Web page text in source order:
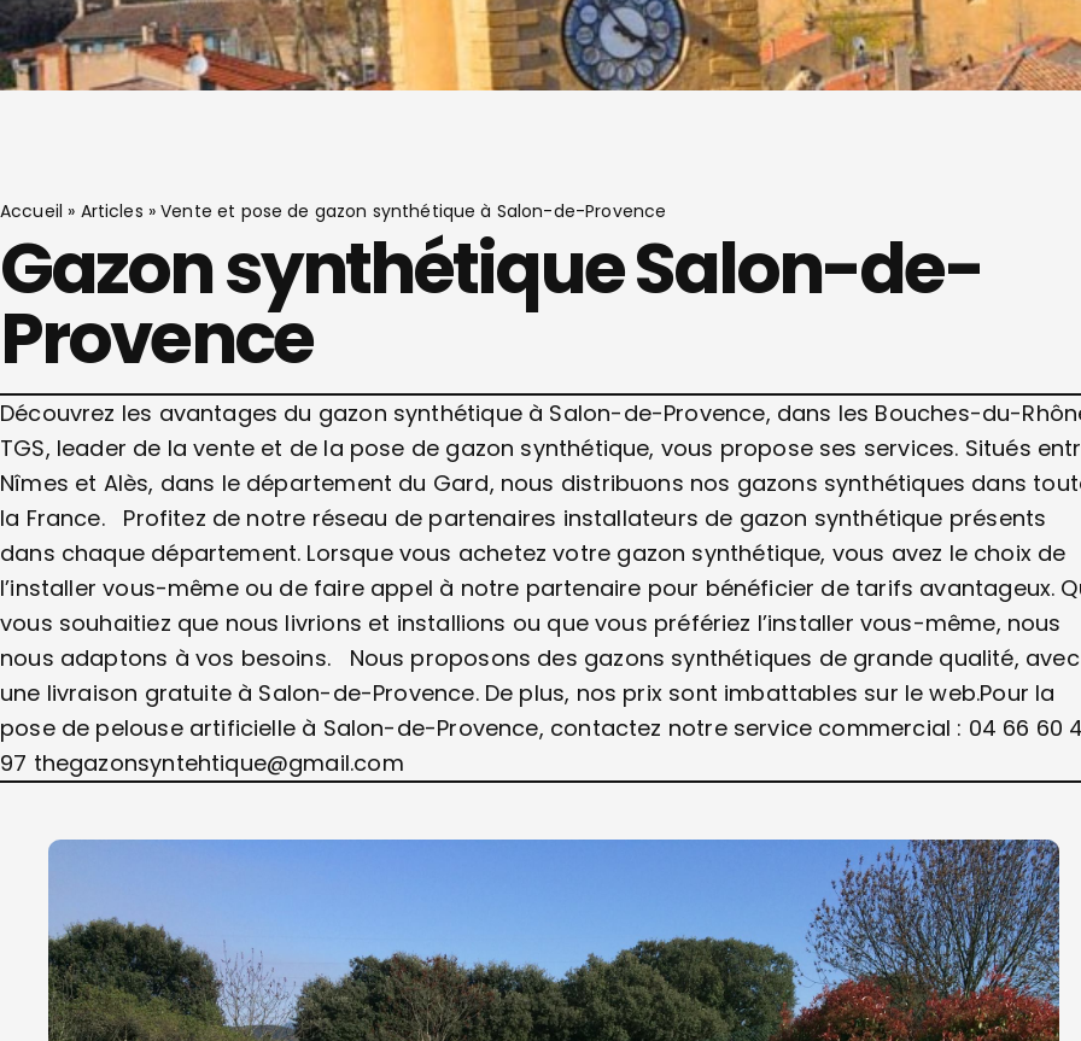
Accueil » Articles »Vente et pose de gazon synthétique à Salon-de-Provence
Gazon synthétique Salon-de-
Provence
Découvrez les avantages du gazon synthétique à Salon-de-Provence, dans les Bouches-du-
TGS, leader de la vente et de la pose de gazon synthétique, vous propose ses services. Situés
Nîmes et Alès, dans le département du Gard, nous distribuons nos gazons synthétiques dans
la France. Profitez de notre réseau de partenaires installateurs de gazon synthétique présents
dans chaque département. Lorsque vous achetez votre gazon synthétique, vous avez le choix de
l’installer vous-même ou de faire appel à notre partenaire pour bénéficier de tarifs avantageux.
vous souhaitiez que nous livrions et installions ou que vous préfériez l’installer vous-même, nous
nous adaptons à vos besoins. Nous proposons des gazons synthétiques de grande qualité, avec
une livraison gratuite à Salon-de-Provence. De plus, nos prix sont imbattables sur le web.Pour la
pose de pelouse artificielle à Salon-de-Provence, contactez notre service commercial : 04 66 60
97 thegazonsyntehtique@gmail.com